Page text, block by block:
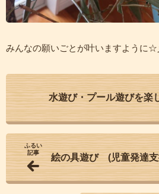
みんなの願いごとが叶いますように☆
ふるい
記事
絵の具遊び (児童発達
水遊び・プール遊びを楽